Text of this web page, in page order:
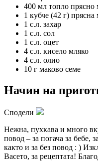
400 мл топло прясно
1 кубче (42 г) прясна
1 с.л. захар
1 с.л. сол
1 с.л. оцет
4 с.л. кисело мляко
4 с.л. олио
10 г маково семе
Начин на
Сподели
Нежна, пухкава и много
повод – за погача за бебе,
както и за без повод : )
Васето, за рецептата!